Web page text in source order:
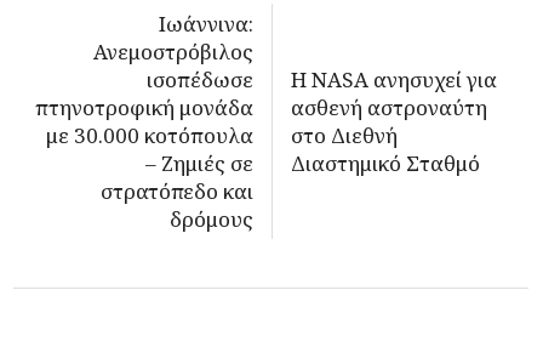
Ιωάννινα:
Ανεμοστρόβιλος
ισοπέδωσε
πτηνοτροφική μονάδα
με 30.000 κοτόπουλα
– Ζημιές σε
στρατόπεδο και
δρόμους
Η NASA ανησυχεί για
ασθενή αστροναύτη
στο Διεθνή
Διαστημικό Σταθμό